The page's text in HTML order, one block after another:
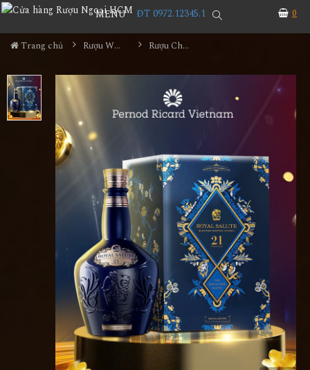
0
MENU ĐT 0972.12345.1
Trang chủ Rượu Whisky Rượu Chivas 21YO Hộp Quà 2025